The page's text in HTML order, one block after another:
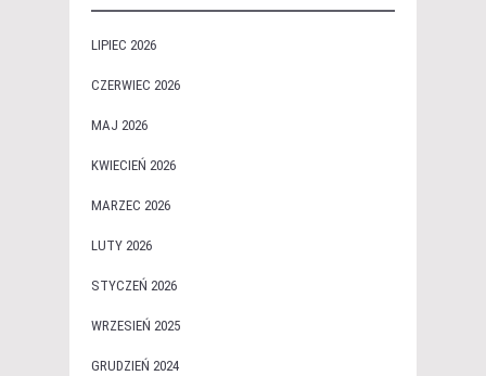
LIPIEC 2026
CZERWIEC 2026
MAJ 2026
KWIECIEŃ 2026
MARZEC 2026
LUTY 2026
STYCZEŃ 2026
WRZESIEŃ 2025
GRUDZIEŃ 2024